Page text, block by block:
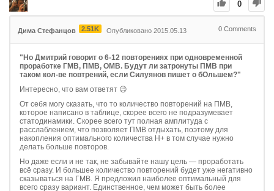
0
Дима Стефанцов 2.51K Опубликовано 2015.05.13 0 Comments
"Но Дмитрий говорит о 6-12 повторениях при одновременной
проработке ГМВ, ПМВ, ОМВ. Будут ли затронуты ПМВ при
таком кол-ве повтрений, если Силуянов пишет о бОльшем?"
Интересно, что вам ответят 😉
От себя могу сказать, что то количество повторений на ПМВ,
которое написано в таблице, скорее всего не подразумевает
статодинамики. Скорее всего тут полная амплитуда с
расслаблением, что позволяет ПМВ отдыхать, поэтому для
накопления оптимального количества Н+ в том случае нужно
делать больше повторов.
Но даже если и не так, не забывайте нашу цель — проработать
всё сразу. И большее количество повторений будет уже негативно
сказываться на ГМВ. Я предложил наиболее оптимальный для
всего сразу вариант. Единственное, чем может быть более